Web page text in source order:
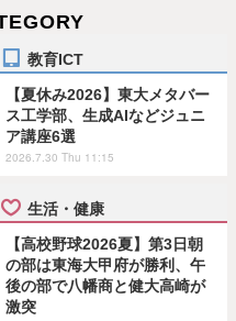
教育ICT
【夏休み2026】東大メタバー
ス工学部、生成AIなどジュニ
ア講座6選
2026.7.30 Thu 11:15
生活・健康
【高校野球2026夏】第3日朝
の部は東海大甲府が勝利、午
後の部で八幡商と健大高崎が
激突